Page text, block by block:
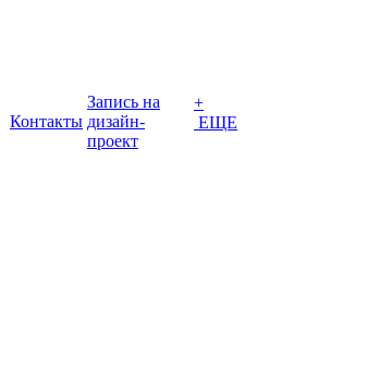
Контакты
Запись на
дизайн-
проект
+
ЕЩЕ